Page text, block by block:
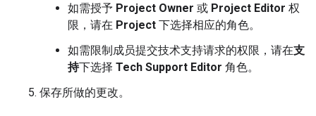
如需授予 Project Owner 或 Project Editor 权
限，请在 Project 下选择相应的角色。
如需限制成员提交技术支持请求的权限，请在支
持下选择 Tech Support Editor 角色。
保存所做的更改。